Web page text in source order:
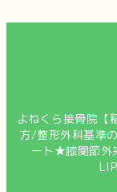
よねくら接骨院
方/整形外科基準
ート★膝関節外